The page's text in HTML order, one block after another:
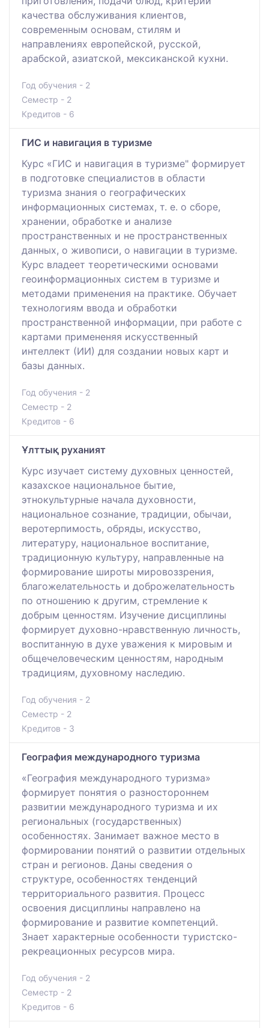
качества обслуживания клиентов,
современным основам, стилям и
направлениях европейской, русской,
арабской, азиатской, мексиканской кухни.
Год обучения - 2
Семестр - 2
Кредитов - 6
ГИС и навигация в туризме
Курс «ГИС и навигация в туризме" формирует
в подготовке специалистов в области
туризма знания о географических
информационных системах, т. е. о сборе,
хранении, обработке и анализе
пространственных и не пространственных
данных, о живописи, о навигации в туризме.
Курс владеет теоретическими основами
геоинформационных систем в туризме и
методами применения на практике. Обучает
технологиям ввода и обработки
пространственной информации, при работе с
картами примененяя искусственный
интеллект (ИИ) для создании новых карт и
базы данных.
Год обучения - 2
Семестр - 2
Кредитов - 6
Ұлттық руханият
Курс изучает систему духовных ценностей,
казахское национальное бытие,
этнокультурные начала духовности,
национальное сознание, традиции, обычаи,
веротерпимость, обряды, искусство,
литературу, национальное воспитание,
традиционную культуру, направленные на
формирование широты мировоззрения,
благожелательность и доброжелательность
по отношению к другим, стремление к
добрым ценностям. Изучение дисциплины
формирует духовно-нравственную личность,
воспитанную в духе уважения к мировым и
общечеловеческим ценностям, народным
традициям, духовному наследию.
Год обучения - 2
Семестр - 2
Кредитов - 3
География международного туризма
«География международного туризма»
формирует понятия о разностороннем
развитии международного туризма и их
региональных (государственных)
особенностях. Занимает важное место в
формировании понятий о развитии отдельных
стран и регионов. Даны сведения о
структуре, особенностях тенденций
территориального развития. Процесс
освоения дисциплины направлено на
формирование и развитие компетенций.
Знает характерные особенности туристско-
рекреационных ресурсов мира.
Год обучения - 2
Семестр - 2
Кредитов - 6